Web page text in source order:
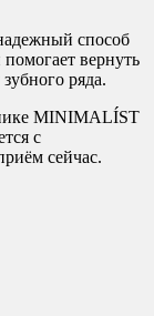
способ
вернуть
ряда.
MINIMALÍST
с
сейчас.